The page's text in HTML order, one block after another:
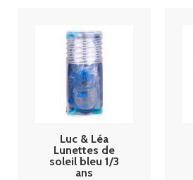
Luc & Léa
Lunettes de
soleil bleu 1/3
ans